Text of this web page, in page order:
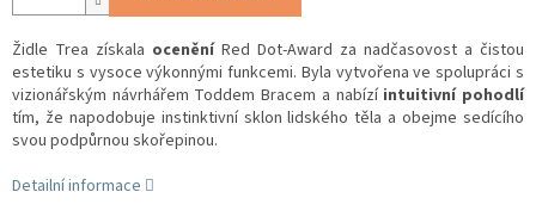
Židle Trea získala oceněníRed Dot-Award za nadčasovost a čistou
estetiku s vysoce výkonnými funkcemi. Byla vytvořena ve spolupráci s
vizionářským návrhářem Toddem Bracem a nabízí intuitivní pohodlí
tím, že napodobuje instinktivní sklon lidského těla a obejme sedícího
svou podpůrnou skořepinou.
Detailní informace